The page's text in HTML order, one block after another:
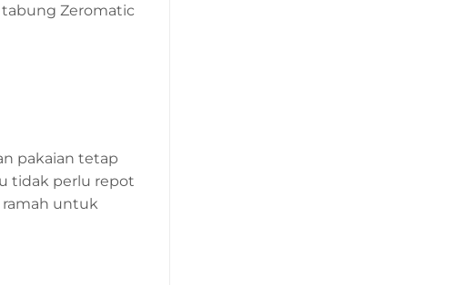
Zeromatic
pakaian tetap
tidak perlu repot
ramah untuk